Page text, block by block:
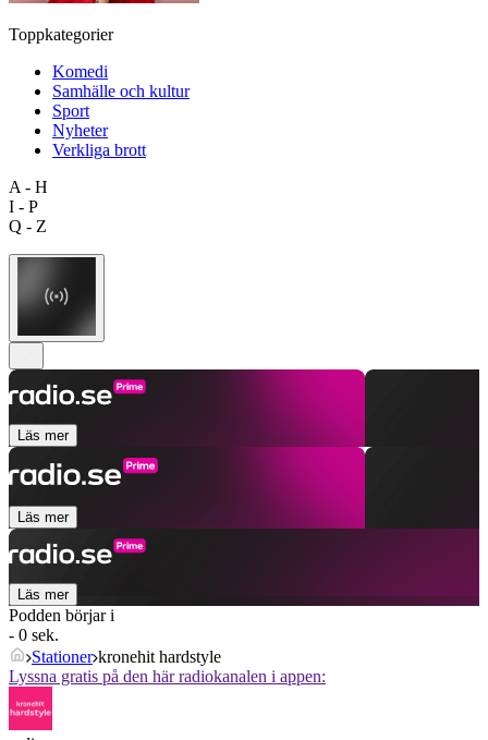
Toppkategorier
Komedi
Samhälle och kultur
Sport
Nyheter
Verkliga brott
A - H
I - P
Q - Z
Läs mer
Läs mer
Läs mer
Podden börjar i
- 0 sek.
Stationer kronehit hardstyle
Lyssna gratis på den här radiokanalen i appen: